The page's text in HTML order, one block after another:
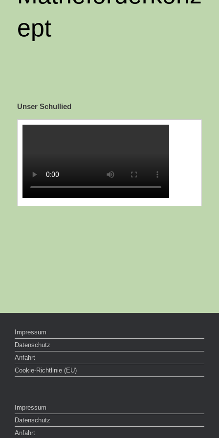
ept
Unser Schullied
Impressum
Datenschutz
Anfahrt
Cookie-Richtlinie (EU)
Impressum
Datenschutz
Anfahrt